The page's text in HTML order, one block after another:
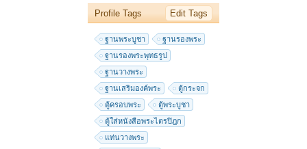
Profile Tags Edit Tags
ฐานพระบูชา
ฐานรองพระ
ฐานรองพระพุทธรูป
ฐานวางพระ
ฐานเสริมองค์พระ
ตู้กระจก
ตู้ครอบพระ
ตู้พระบูชา
ตู้ใส่หนังสือพระไตรปิฎก
แท่นวางพระ